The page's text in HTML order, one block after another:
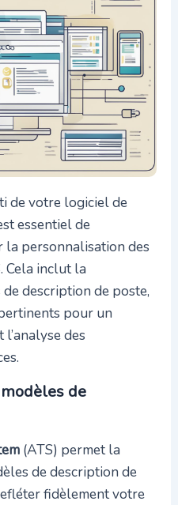
de votre logiciel de
essentiel de
personnalisation des
Cela inclut la
description de poste,
pour un
des
de
(ATS) permet la
de description de
fidèlement votre